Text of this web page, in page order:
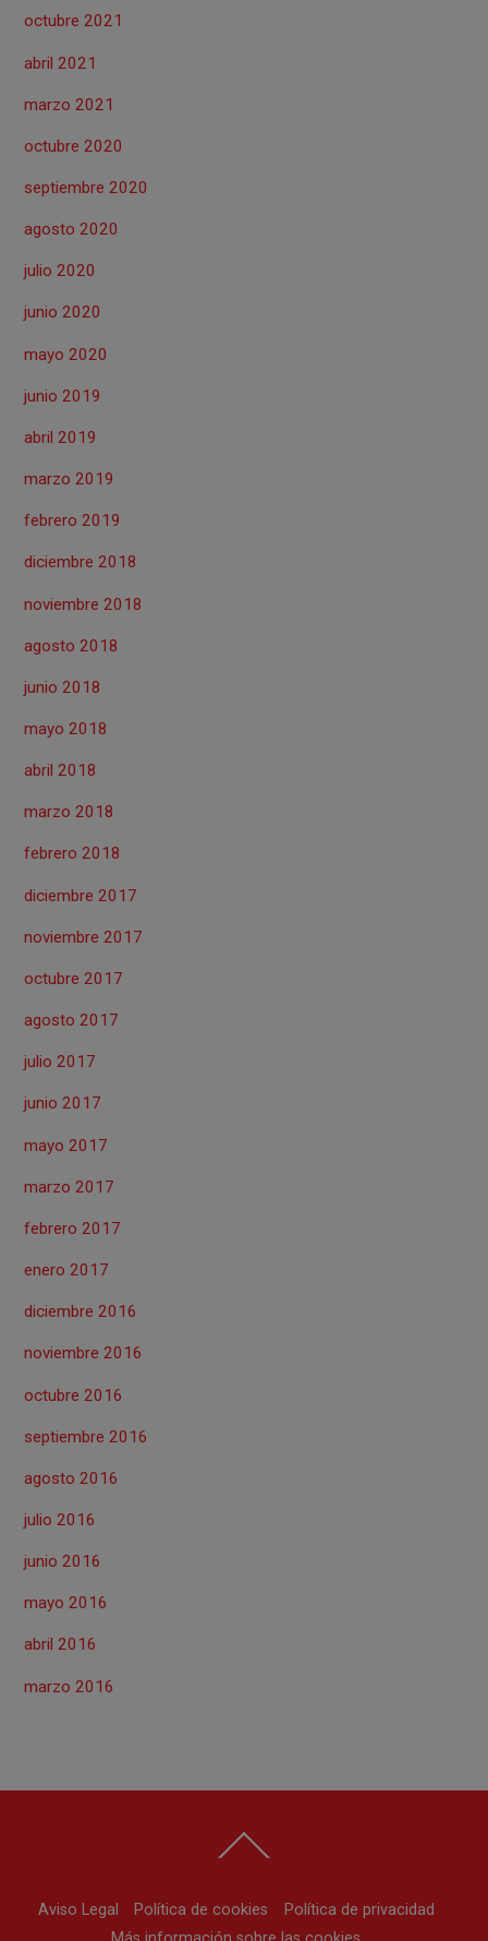
octubre 2021
abril 2021
marzo 2021
octubre 2020
septiembre 2020
agosto 2020
julio 2020
junio 2020
mayo 2020
junio 2019
abril 2019
marzo 2019
febrero 2019
diciembre 2018
noviembre 2018
agosto 2018
junio 2018
mayo 2018
abril 2018
marzo 2018
febrero 2018
diciembre 2017
noviembre 2017
octubre 2017
agosto 2017
julio 2017
junio 2017
mayo 2017
marzo 2017
febrero 2017
enero 2017
diciembre 2016
noviembre 2016
octubre 2016
septiembre 2016
agosto 2016
julio 2016
junio 2016
mayo 2016
abril 2016
marzo 2016
To
Aviso Legal Política de cookies
Política de privacidad